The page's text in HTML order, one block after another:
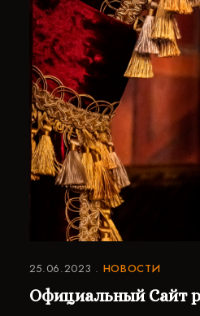
25.06.2023 НОВОСТИ
Официальный Сайт